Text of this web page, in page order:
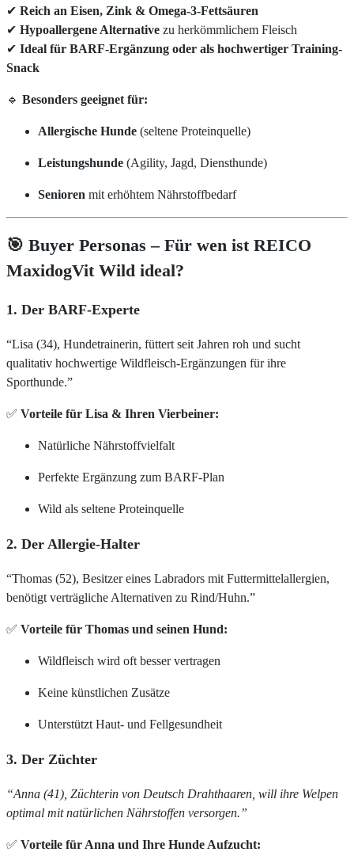
✔ Reich an Eisen, Zink & Omega-3-Fettsäuren
✔ Hypoallergene Alternative zu herkömmlichem Fleisch
✔ Ideal für BARF-Ergänzung oder als hochwertiger Training-
Snack
🔹 Besonders geeignet für:
Allergische Hunde (seltene Proteinquelle)
Leistungshunde (Agility, Jagd, Diensthunde)
Senioren mit erhöhtem Nährstoffbedarf
🎯 Buyer Personas – Für wen ist REICO
MaxidogVit Wild ideal?
1. Der BARF-Experte
“Lisa (34), Hundetrainerin, füttert seit Jahren roh und sucht
qualitativ hochwertige Wildfleisch-Ergänzungen für ihre
Sporthunde.”
✅ Vorteile für Lisa & Ihren Vierbeiner:
Natürliche Nährstoffvielfalt
Perfekte Ergänzung zum BARF-Plan
Wild als seltene Proteinquelle
2. Der Allergie-Halter
“Thomas (52), Besitzer eines Labradors mit Futtermittelallergien,
benötigt verträgliche Alternativen zu Rind/Huhn.”
✅ Vorteile für Thomas und seinen Hund:
Wildfleisch wird oft besser vertragen
Keine künstlichen Zusätze
Unterstützt Haut- und Fellgesundheit
3. Der Züchter
“Anna (41), Züchterin von Deutsch Drahthaaren, will ihre Welpen
optimal mit natürlichen Nährstoffen versorgen.”
✅ Vorteile für Anna und Ihre Hunde Aufzucht: